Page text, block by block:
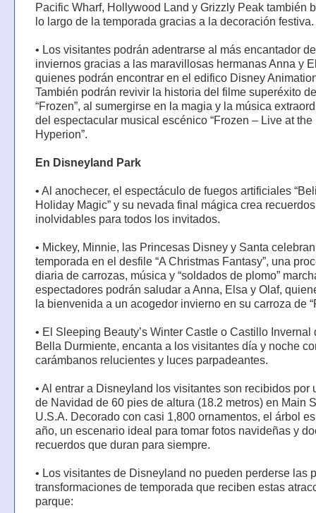
Pacific Wharf, Hollywood Land y Grizzly Peak también
lo largo de la temporada gracias a la decoración festiva.
• Los visitantes podrán adentrarse al más encantador
inviernos gracias a las maravillosas hermanas Anna y
quienes podrán encontrar en el edifico Disney
También podrán revivir la historia del filme superéxito
“Frozen”, al sumergirse en la magia y la música
del espectacular musical escénico “Frozen – Live at the
Hyperion”.
En Disneyland Park
• Al anochecer, el espectáculo de fuegos artificiales
Holiday Magic” y su nevada final mágica crea recuerdos
inolvidables para todos los invitados.
• Mickey, Minnie, las Princesas Disney y Santa
temporada en el desfile “A Christmas Fantasy”, una
diaria de carrozas, música y “soldados de plomo”
espectadores podrán saludar a Anna, Elsa y Olaf,
la bienvenida a un acogedor invierno en su carroza de
• El Sleeping Beauty’s Winter Castle o Castillo Invernal
Bella Durmiente, encanta a los visitantes día y noche
carámbanos relucientes y luces parpadeantes.
• Al entrar a Disneyland los visitantes son recibidos por
de Navidad de 60 pies de altura (18.2 metros) en Main
U.S.A. Decorado con casi 1,800 ornamentos, el árbol
año, un escenario ideal para tomar fotos navideñas y
recuerdos que duran para siempre.
• Los visitantes de Disneyland no pueden perderse las
transformaciones de temporada que reciben estas
parque: